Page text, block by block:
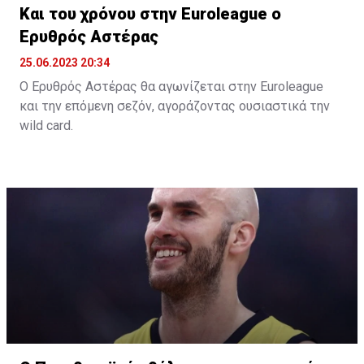
Και του χρόνου στην Euroleague ο
Ερυθρός Αστέρας
25.06.2023 20:34
Ο Ερυθρός Αστέρας θα αγωνίζεται στην Euroleague
και την επόμενη σεζόν, αγοράζοντας ουσιαστικά την
wild card.
Η παρουσία της Παρτιζάν, ως κατόχου της Αδριατικής
Λίγκας ήταν δεδομένη, με τον Ερυθρό Αστέρα,
σύμφωνα με το δημοσίευμα, να πληρώνει στη
διοργάνωση 500.000 ευρώ και να εξασφαλίζει την
συμμετοχή της και την επόμενη περίοδο.
Το μόνο που μένει είναι να ανακοινωθεί και επίσημα,
κάτι που θα γίνει το επόμενο χρονικό διάστημα, όπου
θα αποφασιστεί και η συμμετοχή της Βαλένθια ή της
Τουρκ Τέλεκομ στην Euroleague της νέας σεζόν.